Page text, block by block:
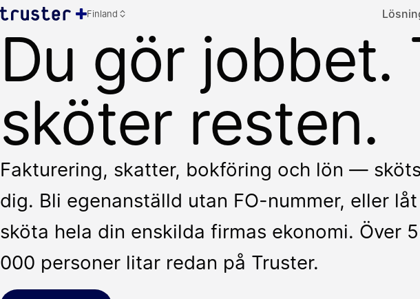
Finland
Du gör jobbet.
sköter resten.
Fakturering, skatter, bokföring och lön —
dig. Bli egenanställd utan FO-nummer, eller
sköta hela din enskilda firmas ekonomi. Över
000 personer litar redan på Truster.